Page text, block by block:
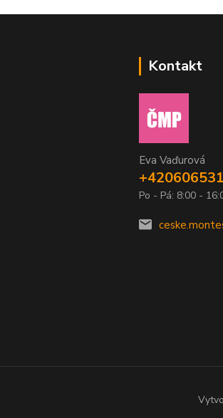
Kontakt
Eva Vaďurová
Po - Pá: 8:00 -